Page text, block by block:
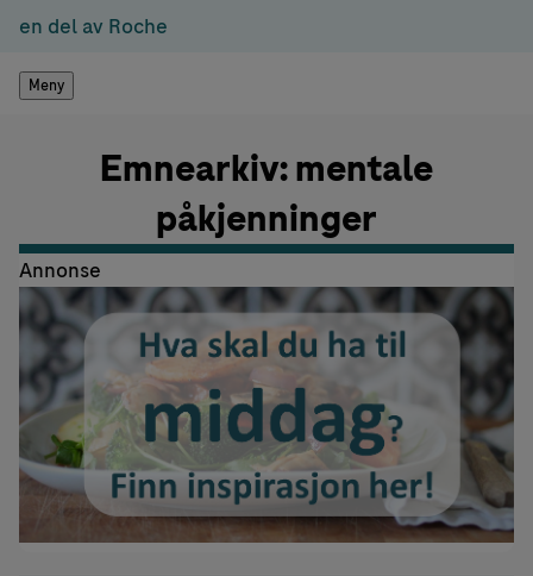
en del av Roche
Meny
Emnearkiv: mentale
påkjenninger
Annonse